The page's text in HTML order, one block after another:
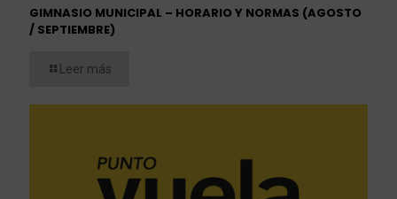
GIMNASIO MUNICIPAL – HORARIO Y NORMAS (AGOSTO
/ SEPTIEMBRE)
Leer más